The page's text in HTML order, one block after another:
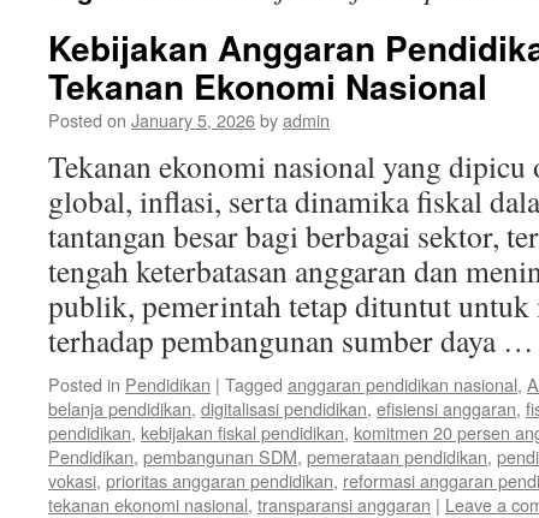
Kebijakan Anggaran
Tekanan Ekonomi Nasional
Posted on January 5, 2026byadmin
Tekanan ekonomi nasional yang dipicu
global, inflasi, serta dinamika fiskal
tantangan besar bagi berbagai sektor,
tengah keterbatasan anggaran dan
publik, pemerintah tetap dituntut untuk
terhadap pembangunan sumber daya
Posted in Pendidikan | Tagged anggaran pendidikan nasional,
belanja pendidikan, digitalisasi pendidikan, efisiensi anggaran,
pendidikan, kebijakan fiskal pendidikan, komitmen 20 persen
Pendidikan, pembangunan SDM, pemerataan pendidikan,
vokasi, prioritas anggaran pendidikan, reformasi anggaran
tekanan ekonomi nasional, transparansi anggaran | Leave a